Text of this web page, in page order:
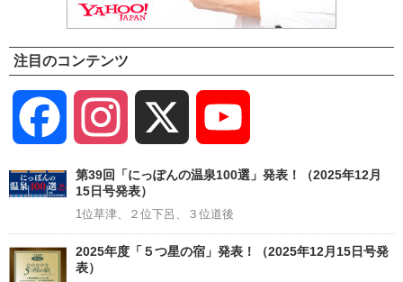
注目のコンテンツ
Facebook Instagram
Channel
第39回「にっぽんの温泉100選」発表！（2025年12月
15日号発表）
1位草津、２位下呂、３位道後
2025年度「５つ星の宿」発表！（2025年12月15日号発
表）